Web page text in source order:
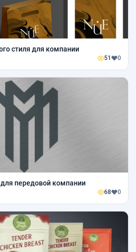
стиля для компании
51 0
для передовой компании
68 0